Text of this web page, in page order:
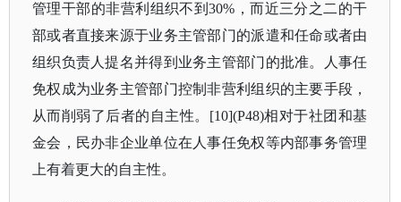
管理干部的非营利组织不到30%，而近三分之二的干
部或者直接来源于业务主管部门的派遣和任命或者由
组织负责人提名并得到业务主管部门的批准。人事任
免权成为业务主管部门控制非营利组织的主要手段，
从而削弱了后者的自主性。[10](P48)相对于社团和基
金会，民办非企业单位在人事任免权等内部事务管理
上有着更大的自主性。